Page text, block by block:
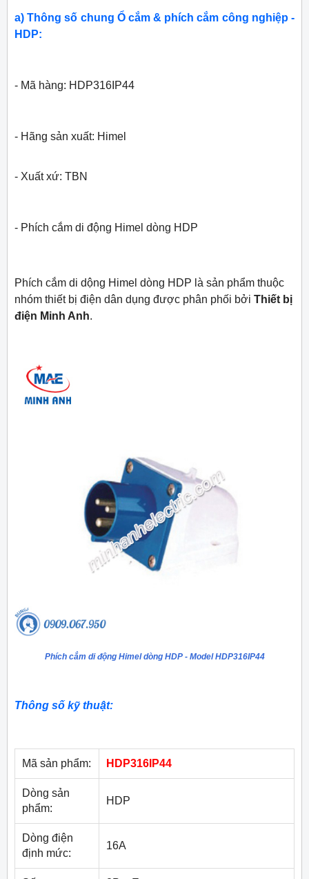
a) Thông số chung Ổ cắm & phích cắm công nghiệp -
HDP:
- Mã hàng: HDP316IP44
- Hãng sản xuất: Himel
- Xuất xứ: TBN
- Phích cắm di động Himel dòng HDP
Phích cắm di dộng Himel dòng HDP là sản phẩm thuộc
nhóm thiết bị điện dân dụng được phân phối bởi Thiết bị
điện Minh Anh.
Phích cắm di động Himel dòng HDP - Model HDP316IP44
Thông số kỹ thuật:
Mã sản phẩm: HDP316IP44
Dòng sản
phẩm:
HDP
Dòng điện
định mức:
16A